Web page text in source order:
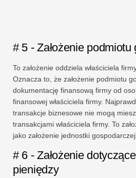
# 5 - Założenie
To założenie oddziela właściciela
Oznacza to, że założenie podmiotu
dokumentację finansową firmy od
finansowej właściciela firmy.
transakcje biznesowe nie mogą
transakcjami właściciela firmy. To
jako założenie jednostki gospodarczej.
# 6 - Założenie
pieniędzy